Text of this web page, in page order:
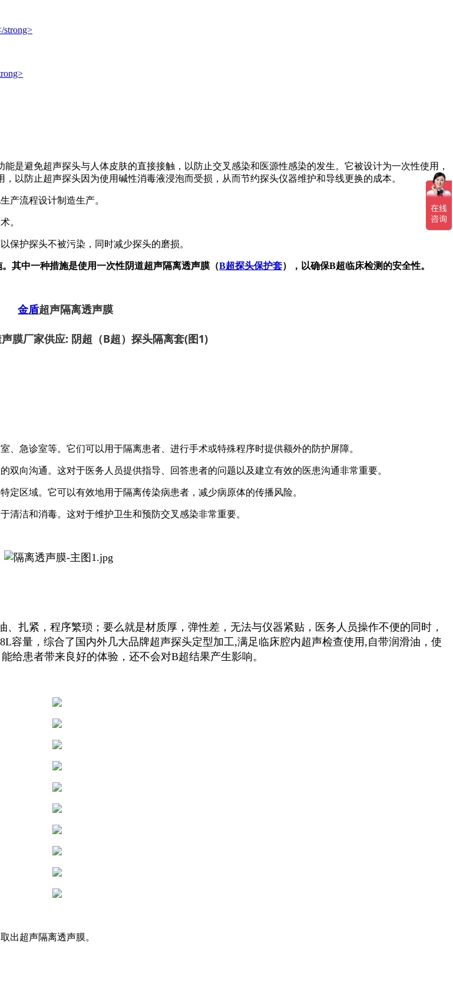
是避免超声探头与人体皮肤的直接接触，以防止交叉感染和医源性感染的发生。它被设计为一次性使用，
以防止超声探头因为使用碱性消毒液浸泡而受损，从而节约探头仪器维护和导线更换的成本。
产流程设计制造生产。
。
保护探头不被污染，同时减少探头的磨损。
其中一种措施是使用一次性阴道超声隔离透声膜（B超探头保护套），以确保B超临床检测的安全性。
金盾超声隔离透声膜
急诊室等。它们可以用于隔离患者、进行手术或特殊程序时提供额外的防护屏障。
向沟通。这对于医务人员提供指导、回答患者的问题以及建立有效的医患沟通非常重要。
区域。它可以有效地用于隔离传染病患者，减少病原体的传播风险。
清洁和消毒。这对于维护卫生和预防交叉感染非常重要。
扎紧，程序繁琐；要么就是材质厚，弹性差，无法与仪器紧贴，医务人员操作不便的同时，
容量，综合了国内外几大品牌超声探头定型加工,满足临床腔内超声检查使用,自带润滑油，使
给患者带来良好的体验，还不会对B超结果产生影响。
出超声隔离透声膜。